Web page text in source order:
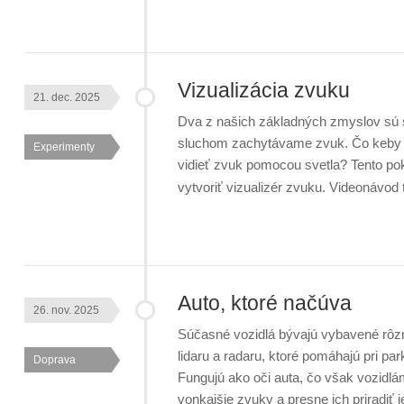
Vizualizácia zvuku
21. dec. 2025
Experimenty
Dva z našich základných zmyslov
sluchom zachytávame zvuk. Čo
vidieť zvuk pomocou svetla? Tento
vytvoriť vizualizér zvuku.
Auto, ktoré načúva
26. nov. 2025
Doprava
Súčasné vozidlá bývajú vybavené
lidaru a radaru, ktoré pomáhajú pri
Fungujú ako oči auta, čo však
vonkajšie zvuky a presne ich priradiť